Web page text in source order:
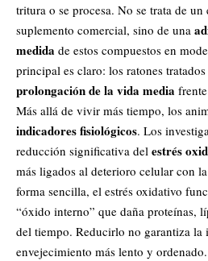
tritura o se procesa. No se trata de
suplemento comercial, sino de una
medida de estos compuestos en
principal es claro: los ratones
prolongación de la vida media
Más allá de vivir más tiempo, los
indicadores fisiológicos. Los
reducción significativa del estrés
más ligados al deterioro celular con
forma sencilla, el estrés oxidativo
“óxido interno” que daña proteínas,
del tiempo. Reducirlo no garantiza la
envejecimiento más lento y ordenado.